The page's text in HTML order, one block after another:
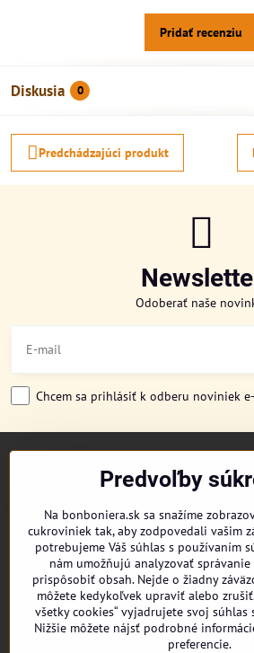
Pridať recenziu
Diskusia 0
Predchádzajúci produkt
Odoberať naše
Chcem sa prihlásiť k odberu noviniek
DORUČENIE OBJEDNÁVKY
REKLAMAČNÉ PODMIENKY
OBCHODNÉ PODMIENKY
KONTAKT
Predvoľby
Na bonboniera.sk sa snažíme
cukroviniek tak, aby zodpovedali vašim
potrebujeme Váš súhlas s používaním
nám umožňujú analyzovať
prispôsobiť obsah. Nejde o žiadny
môžete kedykoľvek upraviť alebo
všetky cookies“ vyjadrujete svoj súhlas
Nižšie môžete nájsť podrobné
preferencie.